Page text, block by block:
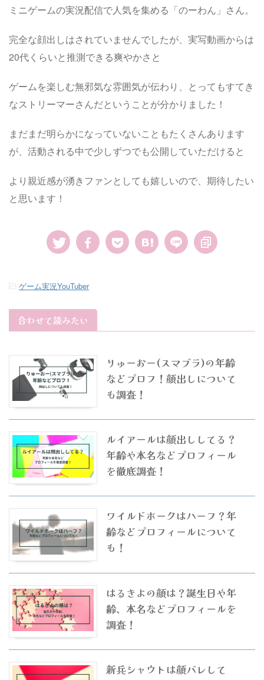
ミニゲームの実況配信で人気を集める「のーわん」さん。
完全な顔出しはされていませんでしたが、実写動画からは
20代くらいと推測できる爽やかさと
ゲームを楽しむ無邪気な雰囲気が伝わり、とってもすてき
なストリーマーさんだということが分かりました！
まだまだ明らかになっていないこともたくさんあります
が、活動される中で少しずつでも公開していただけると
より親近感が湧きファンとしても嬉しいので、期待したい
と思います！
-ゲーム実況YouTuber
合わせて読みたい
りゅーおー(スマブラ)の年齢
などプロフ！顔出しについて
も調査！
ルイアールは顔出ししてる？
年齢や本名などプロフィール
を徹底調査！
ワイルドホークはハーフ？年
齢などプロフィールについて
も！
はるきよの顔は？誕生日や年
齢、本名などプロフィールを
調査！
新兵シャウトは顔バレして